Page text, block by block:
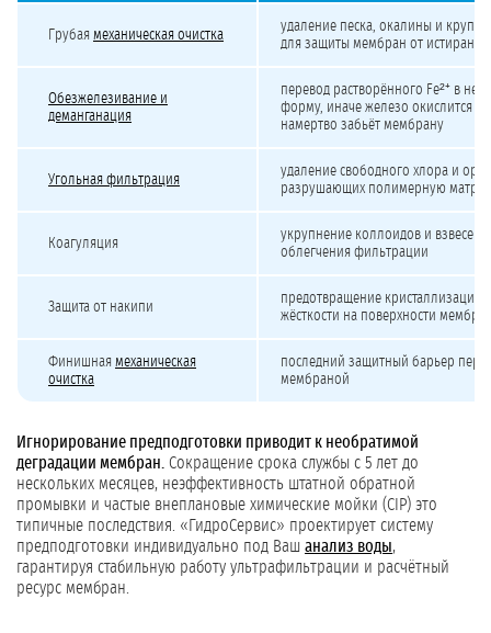
Грубая механическая очистка
удаление песка, окалины и
для защиты мембран от истирания
Обезжелезивание и
деманганация
перевод растворённого Fe²⁺ в
форму, иначе железо окислится
намертво забьёт мембрану
Угольная фильтрация
удаление свободного хлора и
разрушающих полимерную
Коагуляция
укрупнение коллоидов и взвесей
облегчения фильтрации
Защита от накипи
предотвращение кристаллизации
жёсткости на поверхности
Финишная механическая
очистка
последний защитный барьер
мембраной
Игнорирование предподготовки приводит к необратимой
деградации мембран. Сокращение срока службы с 5 лет до
нескольких месяцев, неэффективность штатной обратной
промывки и частые внеплановые химические мойки (CIP) это
типичные последствия. «ГидроСервис» проектирует систему
предподготовки индивидуально под Ваш анализ воды,
гарантируя стабильную работу ультрафильтрации и расчётный
ресурс мембран.